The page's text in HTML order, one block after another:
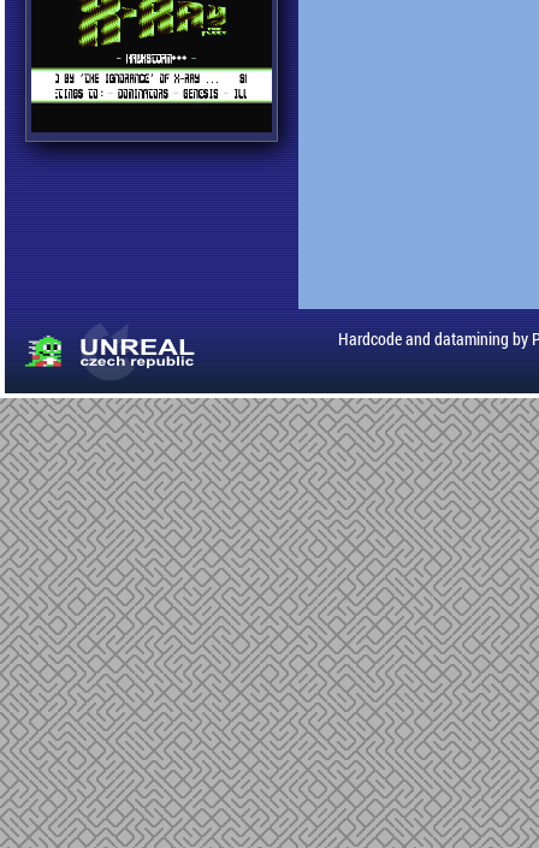
Hardcode and datamining by